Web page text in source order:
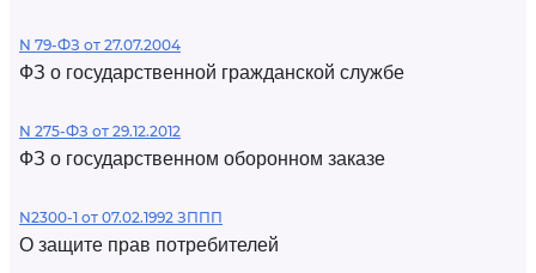
N 79-ФЗ от 27.07.2004
ФЗ о государственной гражданской службе
N 275-ФЗ от 29.12.2012
ФЗ о государственном оборонном заказе
N2300-1 от 07.02.1992 ЗППП
О защите прав потребителей